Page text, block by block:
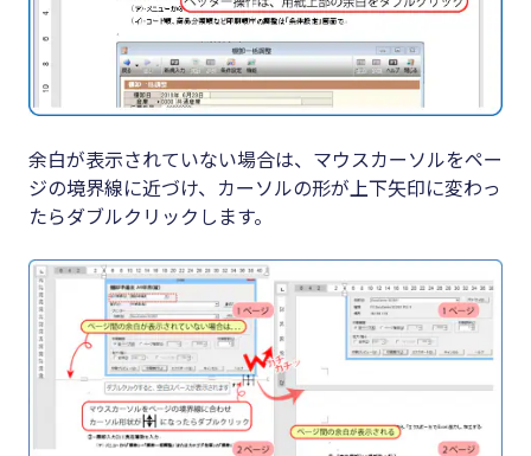
余白が表示されていない場合は、マウスカーソルをペー
ジの境界線に近づけ、カーソルの形が上下矢印に変わっ
たらダブルクリックします。